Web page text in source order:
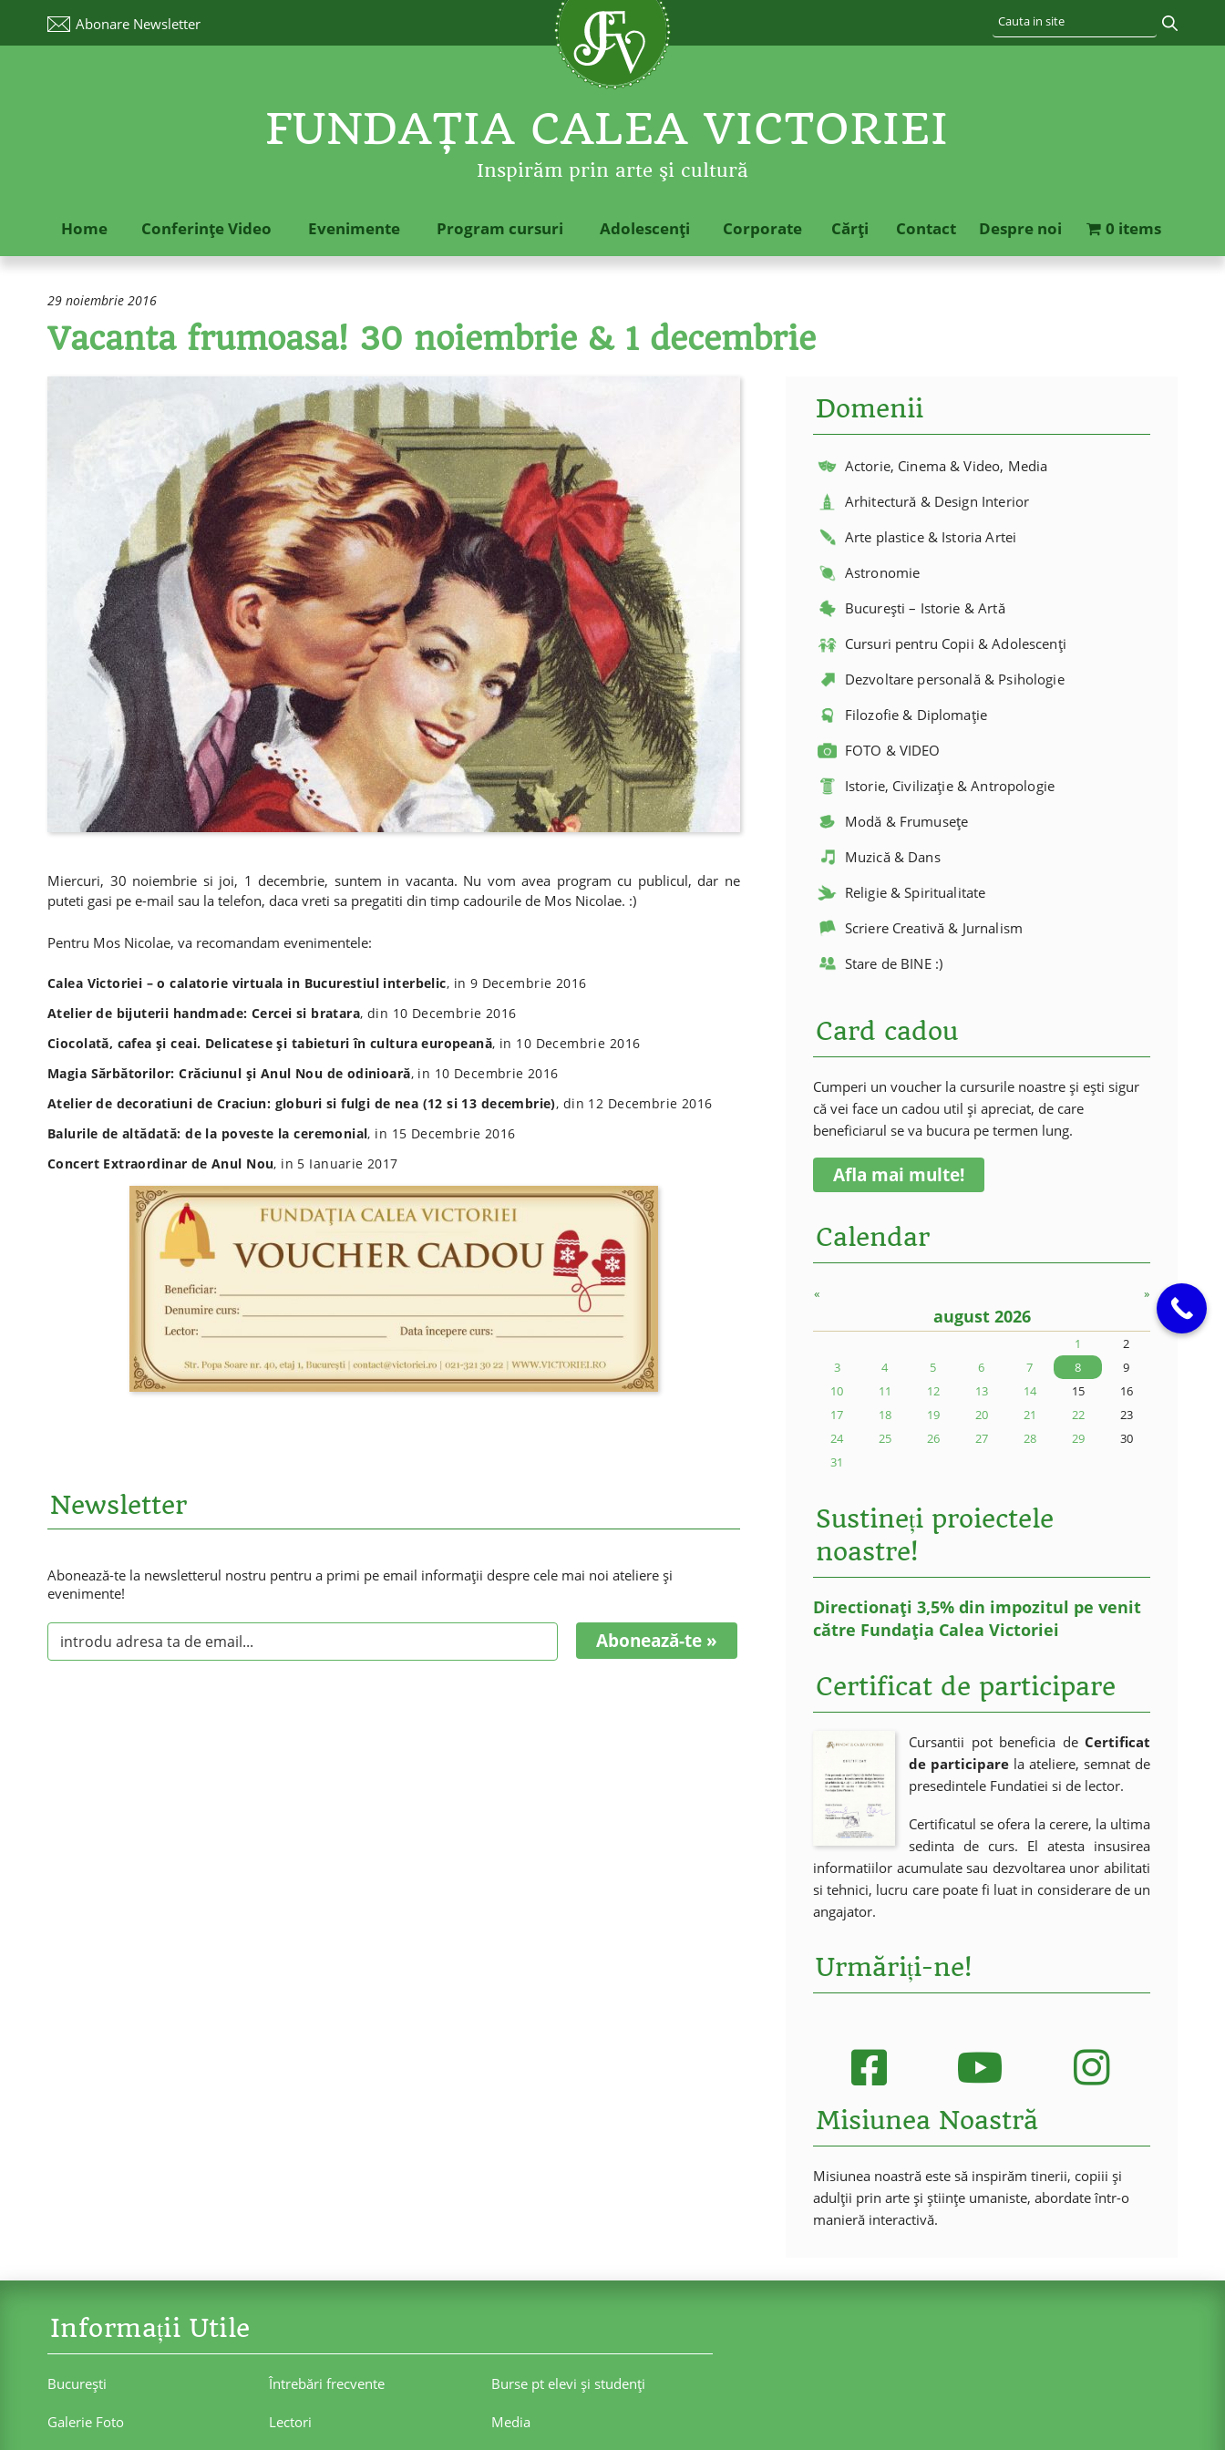
Abonare Newsletter
FUNDAŢIA CALEA VICTORIEI
Inspirăm prin arte şi cultură
Home Conferinţe Video Evenimente Program cursuri Adolescenţi Corporate Cărţi Contact Despre noi 0 items
29 noiembrie 2016
Vacanta frumoasa! 30 noiembrie & 1 decembrie
Miercuri, 30 noiembrie si joi, 1 decembrie, suntem in vacanta. Nu vom avea program cu publicul, dar ne
puteti gasi pe e-mail sau la telefon, daca vreti sa pregatiti din timp cadourile de Mos Nicolae. :)
Pentru Mos Nicolae, va recomandam evenimentele:
Calea Victoriei – o calatorie virtuala in Bucurestiul interbelic, in 9 Decembrie 2016
Atelier de bijuterii handmade: Cercei si bratara, din 10 Decembrie 2016
Ciocolată, cafea şi ceai. Delicatese şi tabieturi în cultura europeană, in 10 Decembrie 2016
Magia Sărbătorilor: Crăciunul şi Anul Nou de odinioară, in 10 Decembrie 2016
Atelier de decoratiuni de Craciun: globuri si fulgi de nea (12 si 13 decembrie), din 12 Decembrie 2016
Balurile de altădată: de la poveste la ceremonial, in 15 Decembrie 2016
Concert Extraordinar de Anul Nou, in 5 Ianuarie 2017
Newsletter
Abonează-te la newsletterul nostru pentru a primi pe email informaţii despre cele mai noi ateliere şi
evenimente!
Abonează-te »
Domenii
Actorie, Cinema & Video, Media
Arhitectură & Design Interior
Arte plastice & Istoria Artei
Astronomie
București – Istorie & Artă
Cursuri pentru Copii & Adolescenți
Dezvoltare personală & Psihologie
Filozofie & Diplomație
FOTO & VIDEO
Istorie, Civilizație & Antropologie
Modă & Frumusețe
Muzică & Dans
Religie & Spiritualitate
Scriere Creativă & Jurnalism
Stare de BINE :)
Card cadou
Cumperi un voucher la cursurile noastre și ești sigur
că vei face un cadou util și apreciat, de care
beneficiarul se va bucura pe termen lung.
Afla mai multe!
Calendar
« »
august 2026
1
2
3
4 5 6 7 8
9
10
11 12 13 14 15
16
17
18 19 20 21 22
23
24
25 26 27 28 29
30
31
Sustineți proiectele
noastre!
Directionați 3,5% din impozitul pe venit
către Fundația Calea Victoriei
Certificat de participare
Cursantii pot beneficia de Certificat
de participare la ateliere, semnat de
presedintele Fundatiei si de lector.
Certificatul se ofera la cerere, la ultima
sedinta de curs. El atesta insusirea
informatiilor acumulate sau dezvoltarea unor abilitati
si tehnici, lucru care poate fi luat in considerare de un
angajator.
Urmăriți-ne!
Misiunea Noastră
Misiunea noastră este să inspirăm tinerii, copiii și
adulții prin arte și științe umaniste, abordate într-o
manieră interactivă.
Informații Utile
Bucureşti Întrebări frecvente Burse pt elevi şi studenţi
Galerie Foto Lectori Media